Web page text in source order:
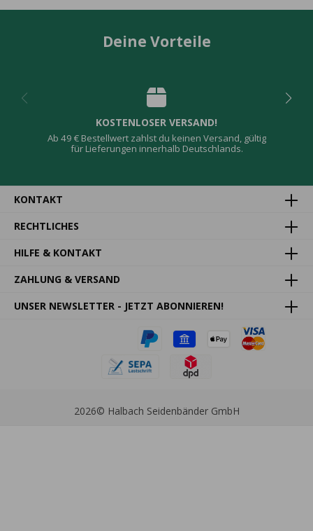
Deine Vorteile
KOSTENLOSER VERSAND!
Ab 49 € Bestellwert zahlst du keinen Versand, gültig
für Lieferungen innerhalb Deutschlands.
KONTAKT
RECHTLICHES
HILFE & KONTAKT
ZAHLUNG & VERSAND
UNSER NEWSLETTER - JETZT ABONNIEREN!
2026© Halbach Seidenbänder GmbH